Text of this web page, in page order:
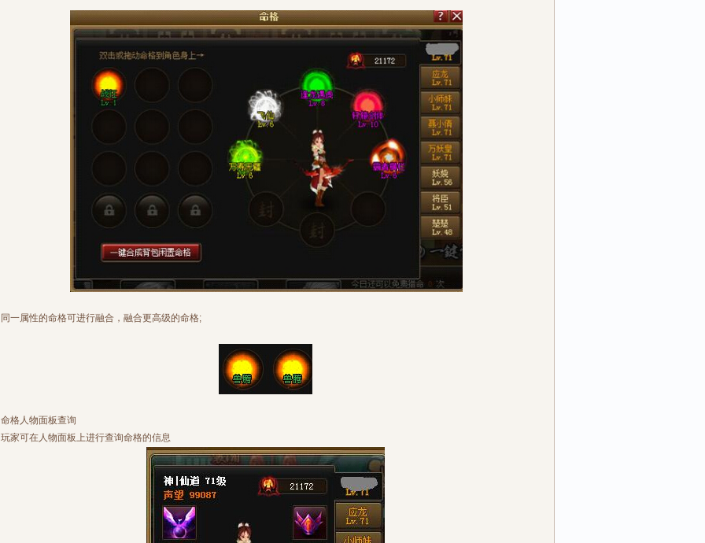
同一属性的命格可进行融合，融合更高级的命格;
命格人物面板查询
玩家可在人物面板上进行查询命格的信息